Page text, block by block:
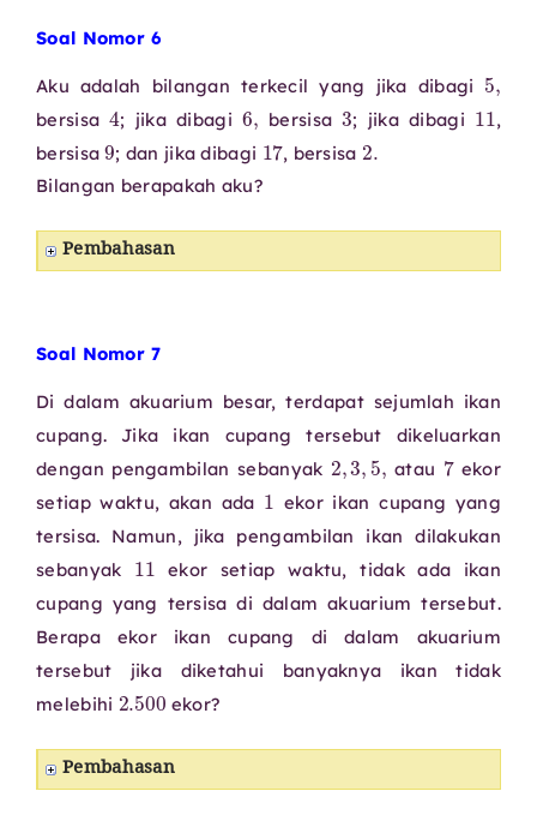
Soal Nomor 6
Aku adalah bilangan terkecil yang jika dibagi
5
bersisa
4
; jikadibagi
6
bersisa
3
; jikadibagi
11
,
bersisa
9
; dan jika dibagi
17
, bersisa
2.
Bilangan berapakah aku?
Pembahasan
Soal Nomor 7
Di dalam akuarium besar, terdapat sejumlah ikan
cupang. Jika ikan cupang tersebut dikeluarkan
dengan pengambilan sebanyak
2 3 5
atau
7
ekor
setiap waktu, akan ada
1
ekor ikan cupang yang
tersisa. Namun, jika pengambilan ikan dilakukan
sebanyak
11
ekor setiap waktu, tidak ada ikan
cupang yang tersisa di dalam akuarium tersebut.
Berapa ekor ikan cupang di dalam akuarium
tersebut jika diketahui banyaknya ikan tidak
melebihi
2.500
ekor?
Pembahasan